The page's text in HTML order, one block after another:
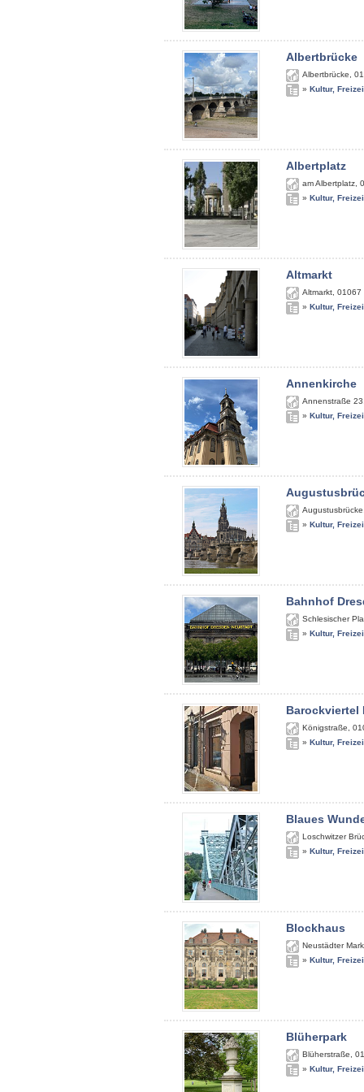
Albertbrücke
Albertbrücke
» Kultur,
Albertplatz
am Albertplatz
» Kultur,
Altmarkt
Altmarkt 01067
» Kultur,
Annenkirche
Annenstraße 23
» Kultur,
Augustusbrücke
» Kultur,
Bahnhof
Schlesischer
» Kultur,
Barockviertel
Königstraße
» Kultur,
Blaues
Loschwitzer
» Kultur,
Blockhaus
Neustädter
» Kultur,
Blüherpark
Blüherstraße
» Kultur,